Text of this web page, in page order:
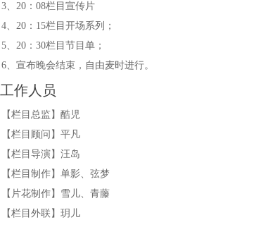
回忆歌单《我的心中有一艘船》《一生的等待》《默默盼归
譕義歌单《纳西情歌》《该怎么过》《32号嫁给你》《别
《爱的奴隶》《爱注定要分手》《亲爱的你去了哪里》《胡
小帅歌单《口风琴联奏-踏浪 童年 青春舞曲》《口风琴-幸
里的花》《口哨-蝴蝶泉边》
长发歌单《手舞-痒痒歌》《手舞-想家的时候》《手舞-月
宝贝歌单《京剧-说唱脸谱》《评剧-好一个俊书生》《二人
3、20：08栏目宣传片
4、20：15栏目开场系列；
5、20：30栏目节目单；
6、宣布晚会结束，自由麦时进行。
工作人员
【栏目总监】酷児
【栏目顾问】平凡
【栏目导演】汪岛
【栏目制作】单影、弦梦
【片花制作】雪儿、青藤
【栏目外联】玥儿